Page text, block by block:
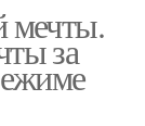
мечты.
за